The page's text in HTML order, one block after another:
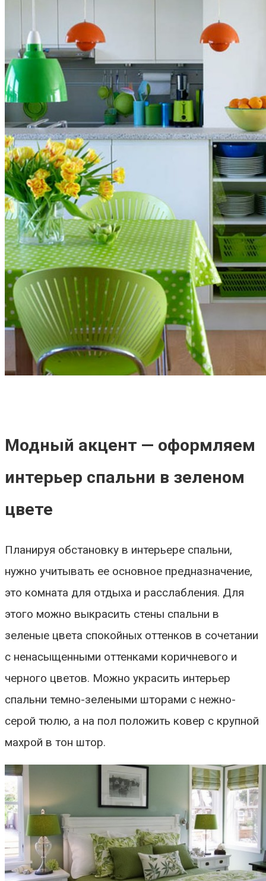
Модный акцент — оформляем
интерьер спальни в зеленом
цвете
Планируя обстановку в интерьере спальни,
нужно учитывать ее основное предназначение,
это комната для отдыха и расслабления. Для
этого можно выкрасить стены спальни в
зеленые цвета спокойных оттенков в сочетании
с ненасыщенными оттенками коричневого и
черного цветов. Можно украсить интерьер
спальни темно-зелеными шторами с нежно-
серой тюлю, а на пол положить ковер с крупной
махрой в тон штор.